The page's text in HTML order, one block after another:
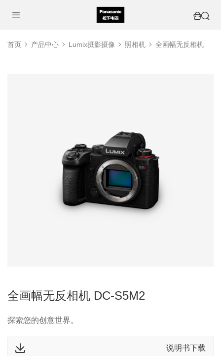
首页 产品中心 Lumix摄影摄像 照相机 全画幅无反相机
全画幅无反相机 DC-S5M2
探索您的创意世界。
说明书下载